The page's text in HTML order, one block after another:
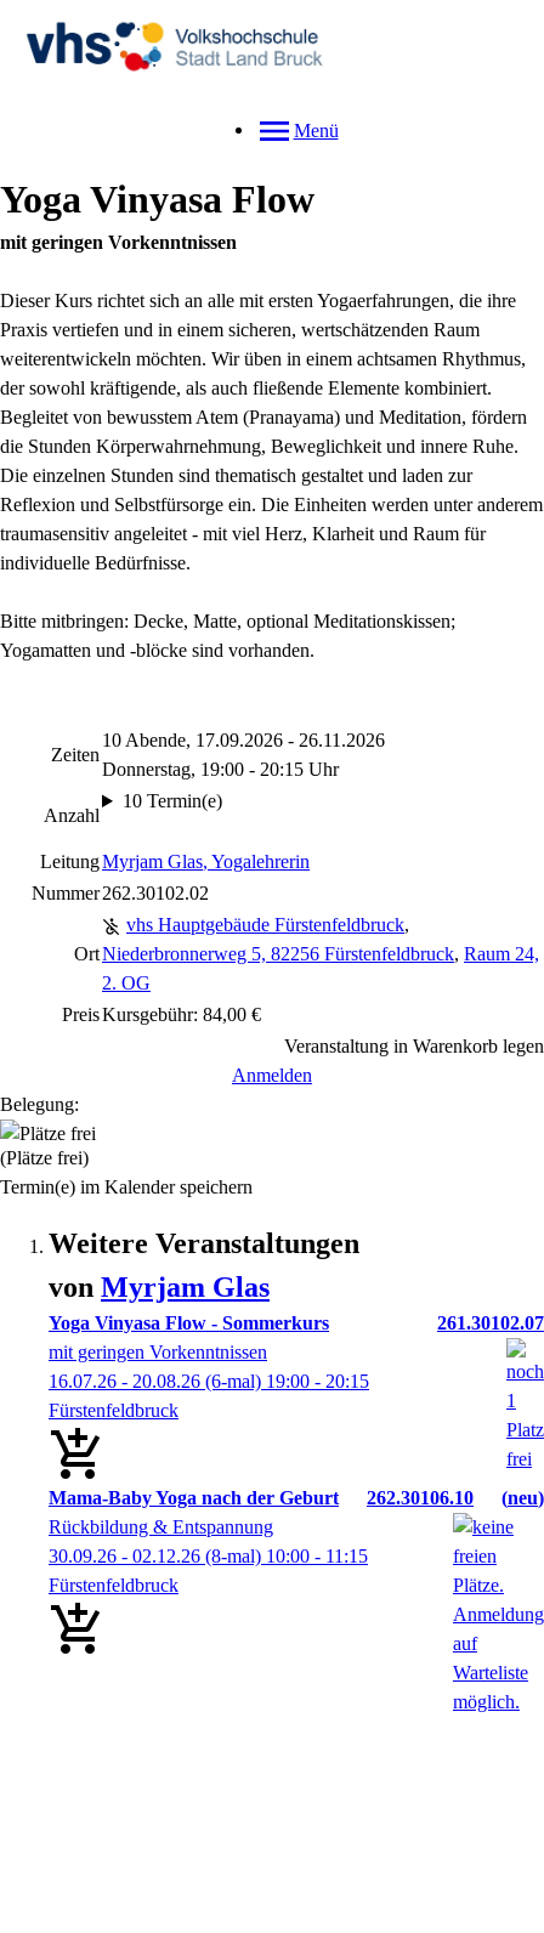
Menü
Yoga Vinyasa Flow
mit geringen Vorkenntnissen
Dieser Kurs richtet sich an alle mit ersten Yogaerfahrungen, die ihre
Praxis vertiefen und in einem sicheren, wertschätzenden Raum
weiterentwickeln möchten. Wir üben in einem achtsamen Rhythmus,
der sowohl kräftigende, als auch fließende Elemente kombiniert.
Begleitet von bewusstem Atem (Pranayama) und Meditation, fördern
die Stunden Körperwahrnehmung, Beweglichkeit und innere Ruhe.
Die einzelnen Stunden sind thematisch gestaltet und laden zur
Reflexion und Selbstfürsorge ein. Die Einheiten werden unter anderem
traumasensitiv angeleitet - mit viel Herz, Klarheit und Raum für
individuelle Bedürfnisse.
Bitte mitbringen: Decke, Matte, optional Meditationskissen;
Yogamatten und -blöcke sind vorhanden.
Zeiten
10 Abende, 17.09.2026 - 26.11.2026
Donnerstag, 19:00 - 20:15 Uhr
Anzahl
10 Termin(e)
LeitungMyrjam Glas, Yogalehrerin
Nummer262.30102.02
Ort
vhs Hauptgebäude Fürstenfeldbruck,
Niederbronnerweg 5, 82256 Fürstenfeldbruck, Raum 24,
2. OG
PreisKursgebühr: 84,00 €
Veranstaltung in Warenkorb legen
Anmelden
Belegung:
(Plätze frei)
Termin(e) im Kalender speichern
Weitere Veranstaltungen
von Myrjam Glas
Yoga Vinyasa Flow - Sommerkurs
261.30102.07
mit geringen Vorkenntnissen
16.07.26 - 20.08.26 (6-mal) 19:00 - 20:15
Fürstenfeldbruck
Mama-Baby Yoga nach der Geburt 262.30106.10
neu
Rückbildung & Entspannung
30.09.26 - 02.12.26 (8-mal) 10:00 - 11:15
Fürstenfeldbruck